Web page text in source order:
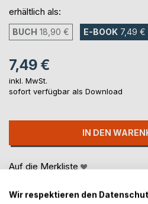
erhältlich als:
BUCH 18,90 € E-BOOK 7,49 €
7,49 €
inkl. MwSt.
sofort verfügbar als Download
IN DEN
Auf die Merkliste
Wir respektieren den